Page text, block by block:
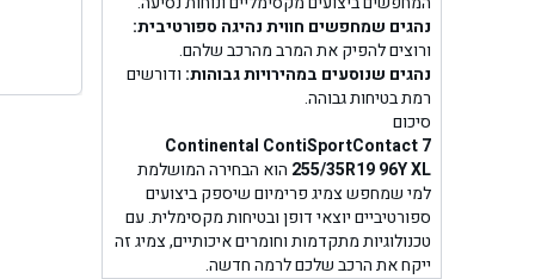
נהגים שמחפשים חווית נהיגה ספורטיבית:
ורוצים להפיק את המרב מהרכב שלהם.
נהגים שנוסעים במהירויות גבוהות: ודורשים
רמת בטיחות גבוהה.
סיכום
Continental ContiSportContact 7
255/35R19 96Y XL הוא הבחירה המושלמת
למי שמחפש צמיג פרימיום שיספק ביצועים
ספורטיביים יוצאי דופן ובטיחות מקסימלית. עם
טכנולוגיות מתקדמות וחומרים איכותיים, צמיג זה
ייקח את הרכב שלכם לרמה חדשה.